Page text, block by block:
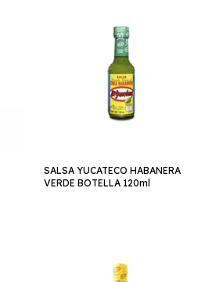
SALSA YUCATECO HABANERA
VERDE BOTELLA 120ml